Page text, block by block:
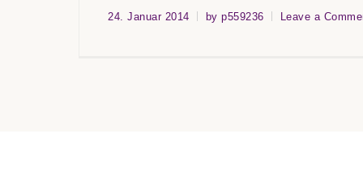
24. Januar 2014 by p559236 Leave a